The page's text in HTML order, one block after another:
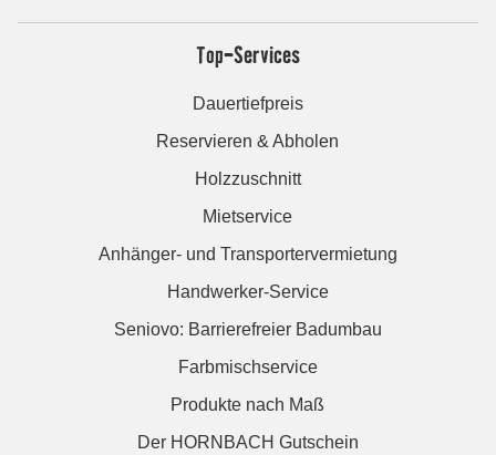
Top-Services
Dauertiefpreis
Reservieren & Abholen
Holzzuschnitt
Mietservice
Anhänger- und Transportervermietung
Handwerker-Service
Seniovo: Barrierefreier Badumbau
Farbmischservice
Produkte nach Maß
Der HORNBACH Gutschein